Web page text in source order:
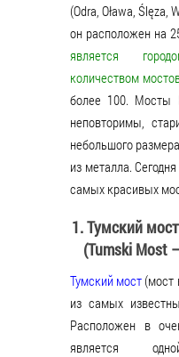
(Odra, Oława, Ślęza,
он расположен на
является
количеством
более 100. Мосты
неповторимы,
небольшого
из металла.
самых красивых
1. Тумский
(Tumski Most
Тумский мост (мост
из самых
Расположен в
является